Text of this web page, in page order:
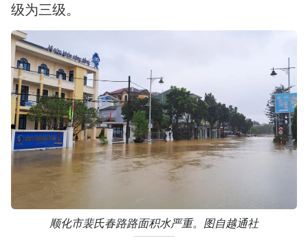
级为三级。
顺化市裴氏春路路面积水严重。图自越通社